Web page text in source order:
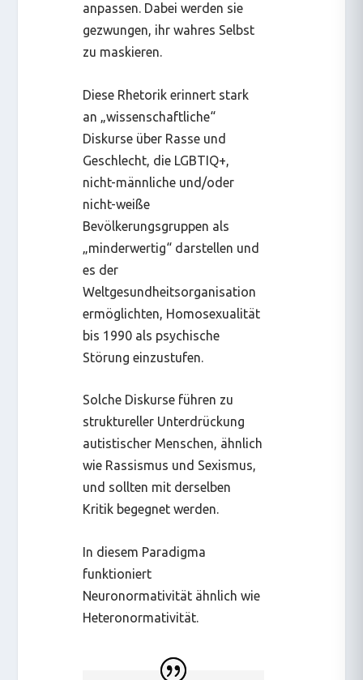
anpassen. Dabei werden sie
gezwungen, ihr wahres Selbst
zu maskieren.
Diese Rhetorik erinnert stark
an „wissenschaftliche“
Diskurse über Rasse und
Geschlecht, die LGBTIQ+,
nicht-männliche und/oder
nicht-weiße
Bevölkerungsgruppen als
„minderwertig“ darstellen und
es der
Weltgesundheitsorganisation
ermöglichten, Homosexualität
bis 1990 als psychische
Störung einzustufen.
Solche Diskurse führen zu
struktureller Unterdrückung
autistischer Menschen, ähnlich
wie Rassismus und Sexismus,
und sollten mit derselben
Kritik begegnet werden.
In diesem Paradigma
funktioniert
Neuronormativität ähnlich wie
Heteronormativität.